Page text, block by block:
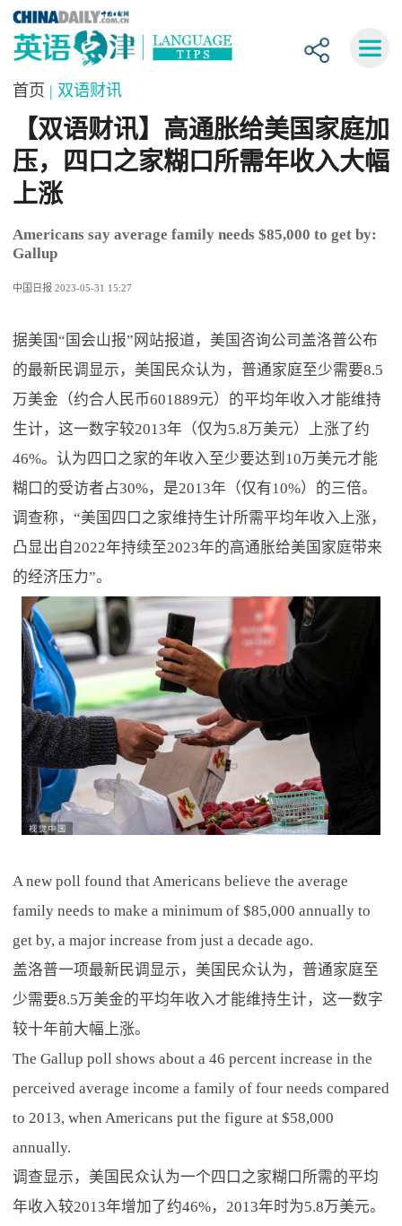
首页 | 双语财讯
【双语财讯】高通胀给美国家庭加
压，四口之家糊口所需年收入大幅
上涨
Americans say average family needs $85,000 to get by:
Gallup
中国日报 2023-05-31 15:27
据美国“国会山报”网站报道，美国咨询公司盖洛普公布
的最新民调显示，美国民众认为，普通家庭至少需要8.5
万美金（约合人民币601889元）的平均年收入才能维持
生计，这一数字较2013年（仅为5.8万美元）上涨了约
46%。认为四口之家的年收入至少要达到10万美元才能
糊口的受访者占30%，是2013年（仅有10%）的三倍。
调查称，“美国四口之家维持生计所需平均年收入上涨，
凸显出自2022年持续至2023年的高通胀给美国家庭带来
的经济压力”。
A new poll found that Americans believe the average
family needs to make a minimum of $85,000 annually to
get by, a major increase from just a decade ago.
盖洛普一项最新民调显示，美国民众认为，普通家庭至
少需要8.5万美金的平均年收入才能维持生计，这一数字
较十年前大幅上涨。
The Gallup poll shows about a 46 percent increase in the
perceived average income a family of four needs compared
to 2013, when Americans put the figure at $58,000
annually.
调查显示，美国民众认为一个四口之家糊口所需的平均
年收入较2013年增加了约46%，2013年时为5.8万美元。